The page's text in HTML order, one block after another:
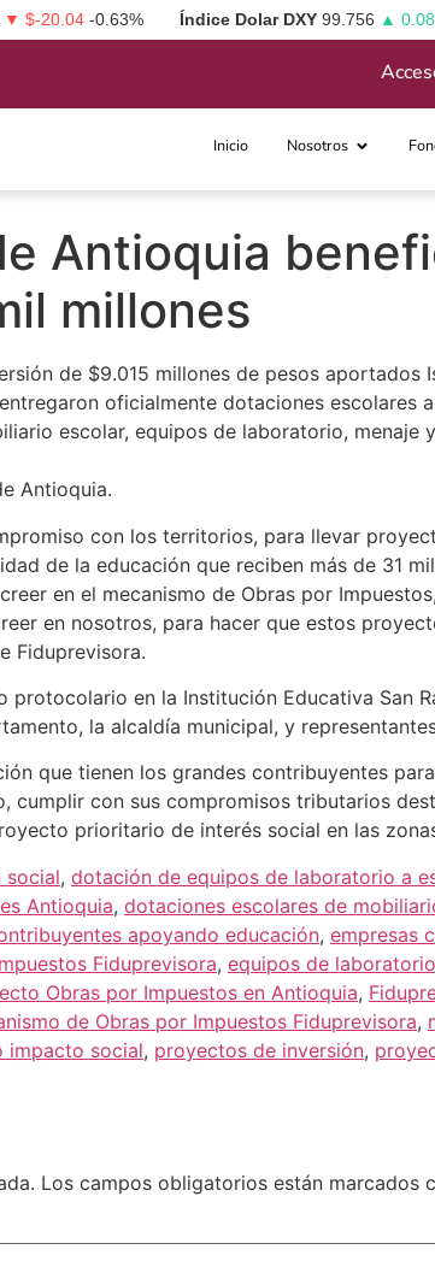
▼ $-20.04 -0.63% Índice Dolar DXY 99.756 ▲ 0.08
Inicio Nosotros
Antioquia
millones
de $9.015 millones de pesos aportados
oficialmente dotaciones escolares
escolar, equipos de laboratorio, menaje
Antioquia.
con los territorios, para llevar
de la educación que reciben más de 31
en el mecanismo de Obras por
en nosotros, para hacer que estos
Fiduprevisora.
en la Institución Educativa San
la alcaldía municipal, y
que tienen los grandes contribuyentes
cumplir con sus compromisos tributarios
prioritario de interés social en las
social, dotación de equipos de laboratorio a
Antioquia, dotaciones escolares de
apoyando educación, empresas
Fiduprevisora, equipos de laboratorio
Obras por Impuestos en Antioquia,
de Obras por Impuestos Fiduprevisora,
impacto social, proyectos de inversión,
Los campos obligatorios están marcados